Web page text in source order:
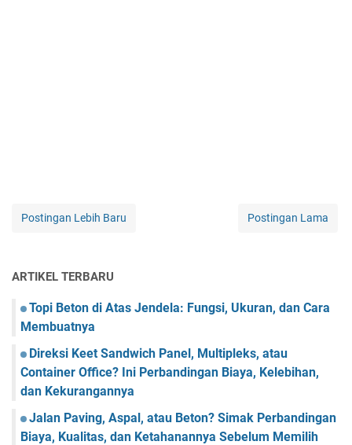
Postingan Lebih Baru Postingan Lama
ARTIKEL TERBARU
Topi Beton di Atas Jendela: Fungsi, Ukuran, dan Cara
Membuatnya
Direksi Keet Sandwich Panel, Multipleks, atau
Container Office? Ini Perbandingan Biaya, Kelebihan,
dan Kekurangannya
Jalan Paving, Aspal, atau Beton? Simak Perbandingan
Biaya, Kualitas, dan Ketahanannya Sebelum Memilih